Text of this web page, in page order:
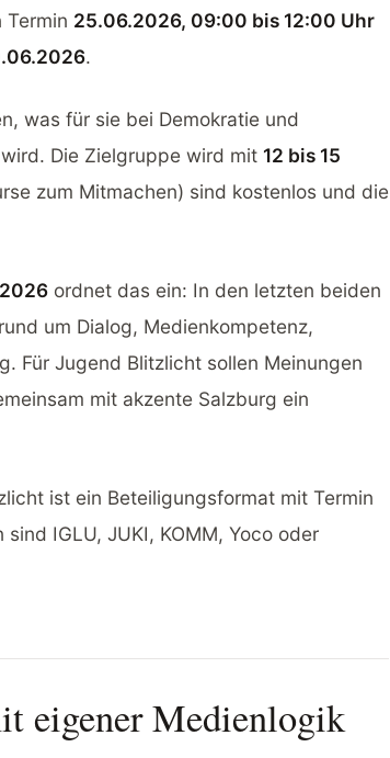
Termin 25.06.2026, 09:00 bis 12:00 Uhr
.
was für sie bei Demokratie und
Die Zielgruppe wird mit 12 bis 15
zum Mitmachen) sind kostenlos und die
ordnet das ein: In den letzten beiden
um Dialog, Medienkompetenz,
Für Jugend Blitzlicht sollen Meinungen
mit akzente Salzburg ein
ist ein Beteiligungsformat mit Termin
IGLU, JUKI, KOMM, Yoco oder
eigener Medienlogik